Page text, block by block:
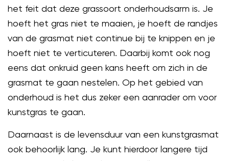
het feit dat deze grassoort onderhoudsarm is. Je
hoeft het gras niet te maaien, je hoeft de randjes
van de grasmat niet continue bij te knippen en je
hoeft niet te verticuteren. Daarbij komt ook nog
eens dat onkruid geen kans heeft om zich in de
grasmat te gaan nestelen. Op het gebied van
onderhoud is het dus zeker een aanrader om voor
kunstgras te gaan.
Daarnaast is de levensduur van een kunstgrasmat
ook behoorlijk lang. Je kunt hierdoor langere tijd